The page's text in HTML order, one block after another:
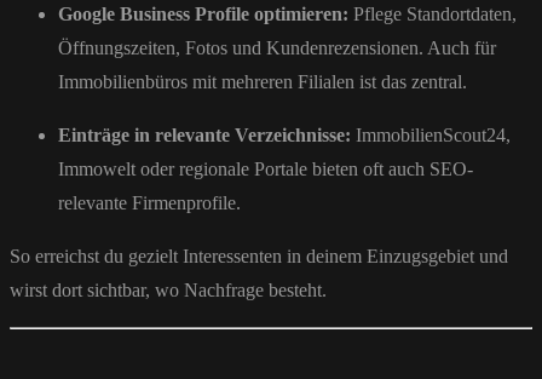
Google Business Profile optimieren: Pflege Standortdaten,
Öffnungszeiten, Fotos und Kundenrezensionen. Auch für
Immobilienbüros mit mehreren Filialen ist das zentral.
Einträge in relevante Verzeichnisse: ImmobilienScout24,
Immowelt oder regionale Portale bieten oft auch SEO-
relevante Firmenprofile.
So erreichst du gezielt Interessenten in deinem Einzugsgebiet und
wirst dort sichtbar, wo Nachfrage besteht.